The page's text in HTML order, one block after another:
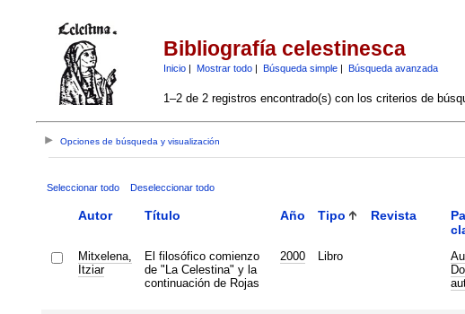
Bibliografía celestinesca
Inicio| Mostrar todo| Búsqueda simple| Búsqueda avanzada
1–2 de 2 registros encontrado(s) con los criterios de
Opciones de búsqueda y visualización
Seleccionar todo Deseleccionar todo
Autor Título Año Tipo Revista
Mitxelena,
Itziar
El filosófico comienzo
de "La Celestina" y la
continuación de Rojas
2000 Libro